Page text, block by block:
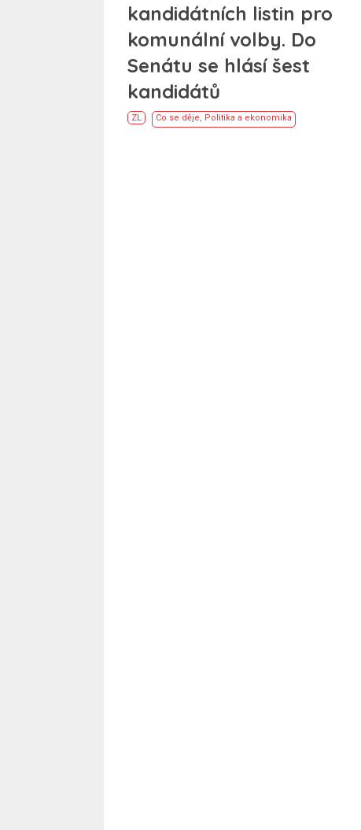
kandidátních listin pro
komunální volby. Do
Senátu se hlásí šest
kandidátů
ZL Co se děje, Politika a ekonomika